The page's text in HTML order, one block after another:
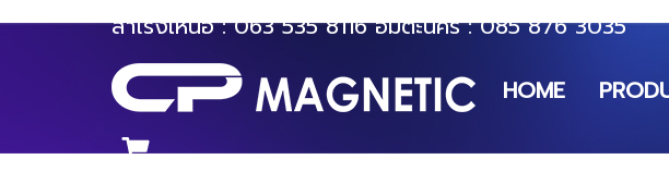
สำโรงเหนือ :063 535 8116อมตะนคร :085 876 3035
HOME